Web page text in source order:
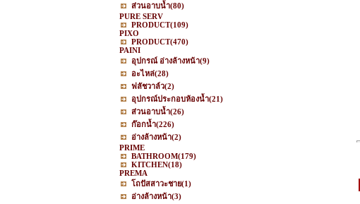
ส่วนอาบน้ำ(80)
PURE SERV
PRODUCT(109)
PIXO
PRODUCT(470)
PAINI
อุปกรณ์ อ่างล้างหน้า(9)
อะไหล่(28)
ฟลัชวาล์ว(2)
อุปกรณ์ประกอบห้องน้ำ(21)
ส่วนอาบน้ำ(26)
ก๊อกน้ำ(226)
อ่างล้างหน้า(2)
PRIME
BATHROOM(179)
KITCHEN(18)
PREMA
โถปัสสาวะชาย(1)
อ่างล้างหน้า(3)